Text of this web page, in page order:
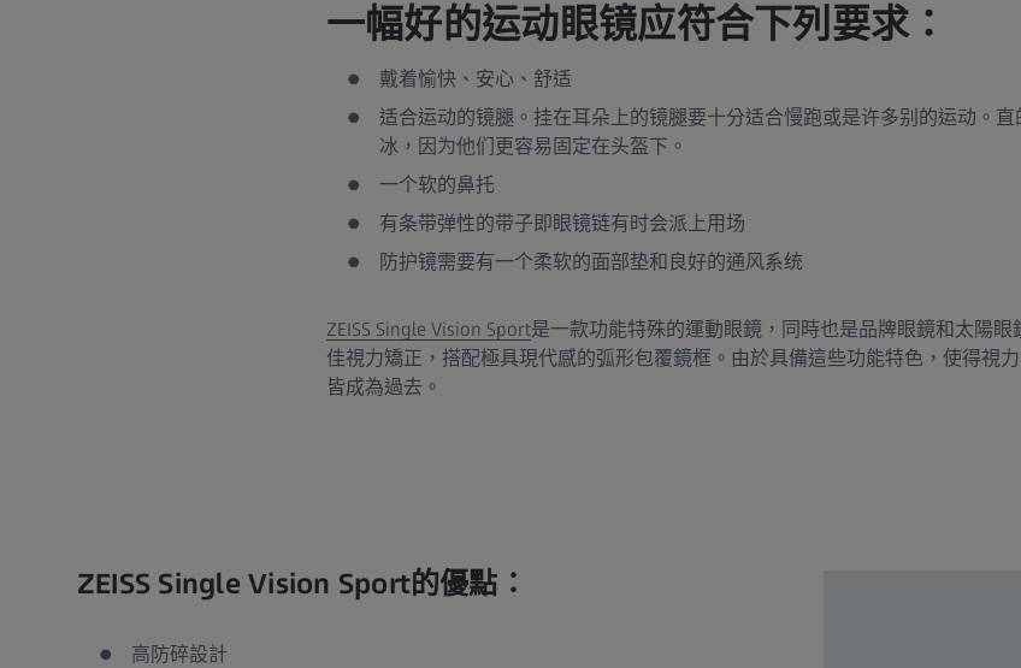
一幅好的运动眼镜应符合下列要求：
戴着愉快、安心、舒适
适合运动的镜腿。挂在耳朵上的镜腿要十分适合慢跑或是许多别的运动。
冰，因为他们更容易固定在头盔下。
一个软的鼻托
有条带弹性的带子即眼镜链有时会派上用场
防护镜需要有一个柔软的面部垫和良好的通风系统
ZEISS Single Vision Sport是一款功能特殊的運動眼鏡，同時也是品牌眼鏡和太陽
佳視力矯正，搭配極具現代感的弧形包覆鏡框。由於具備這些功能特色，使得視
皆成為過去。
ZEISS Single Vision Sport的優點：
高防碎設計